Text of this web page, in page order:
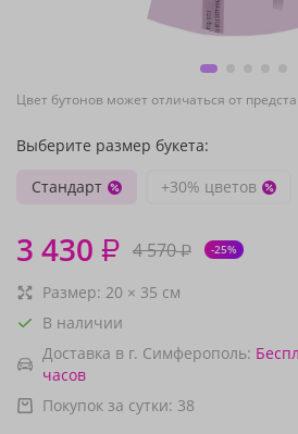
Цвет бутонов может отличаться от
Выберите размер букета:
Стандарт
+30% цветов
3 430 ₽ 4 570₽ -25%
Размер: 20 × 35 см
В наличии
Доставка в г. Симферополь:
часов
Покупок за сутки: 38